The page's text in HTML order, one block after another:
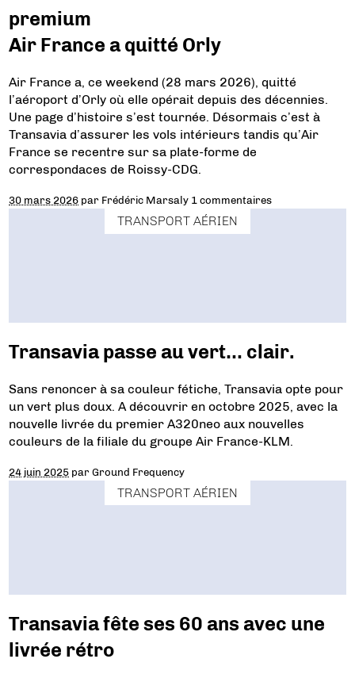
premium
Air France a quitté Orly
Air France a, ce weekend (28 mars 2026), quitté
l’aéroport d’Orly où elle opérait depuis des décennies.
Une page d’histoire s’est tournée. Désormais c’est à
Transavia d’assurer les vols intérieurs tandis qu’Air
France se recentre sur sa plate-forme de
correspondaces de Roissy-CDG.
30 mars 2026 par Frédéric Marsaly 1 commentaires
TRANSPORT AÉRIEN
Transavia passe au vert… clair.
Sans renoncer à sa couleur fétiche, Transavia opte pour
un vert plus doux. A découvrir en octobre 2025, avec la
nouvelle livrée du premier A320neo aux nouvelles
couleurs de la filiale du groupe Air France-KLM.
24 juin 2025 parGround Frequency
TRANSPORT AÉRIEN
Transavia fête ses 60 ans avec une
livrée rétro